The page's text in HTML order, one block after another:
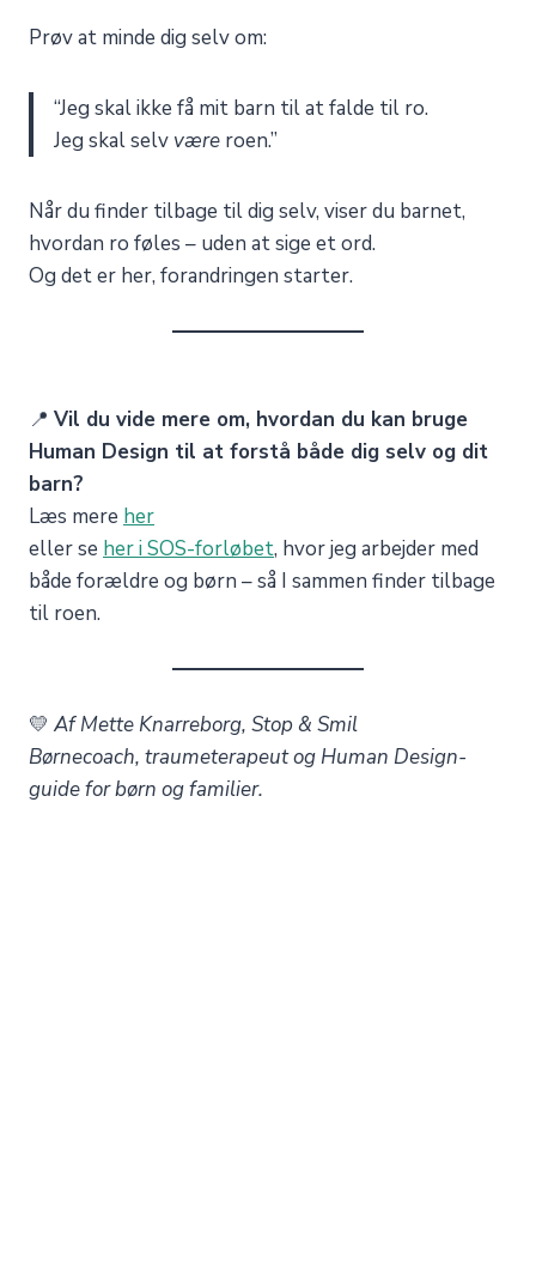
Prøv at minde dig selv om:
“Jeg skal ikke få mit barn til at falde til ro.
Jeg skal selv være roen.”
Når du finder tilbage til dig selv, viser du barnet,
hvordan ro føles – uden at sige et ord.
Og det er her, forandringen starter.
📍 Vil du vide mere om, hvordan du kan bruge
Human Design til at forstå både dig selv og dit
barn?
Læs mere her
eller se her i SOS-forløbet, hvor jeg arbejder med
både forældre og børn – så I sammen finder tilbage
til roen.
💛 Af Mette Knarreborg, Stop & Smil
Børnecoach, traumeterapeut og Human Design-
guide for børn og familier.